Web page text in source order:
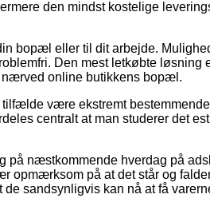
den mindst kostelige
bopæl eller til dit arbejde.
Den mest letkøbte løsning
online butikkens bopæl.
være ekstremt
centralt at man studerer det
på næstkommende hverdag på
opmærksom på at det står og
sandsynligvis kan nå at få